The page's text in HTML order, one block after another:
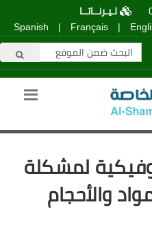
لـيـرنــاتــا
|
Français
|
Spanish
لمشكلة
والأحجام